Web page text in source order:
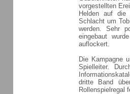
vorgestellten
Helden auf die
Schlacht um
werden. Sehr
eingebaut
auflockert.
Die Kampagne
Spielleiter.
dritte Band
Rollenspielregal